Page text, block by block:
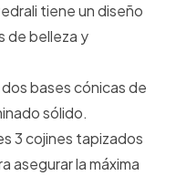
tiene un diseño
de belleza y
bases cónicas de
sólido.
3 cojines tapizados
asegurar la máxima